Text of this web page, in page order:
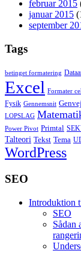
februar 2015
januar 2015
september
Tags
betinget formatering
Excel Formater
Fysik Gennemsnit
LOPSLAG
Power Pivot Primtal
Talteori Tekst Tema
WordPress
SEO
Introduktion
SEO
Sådan